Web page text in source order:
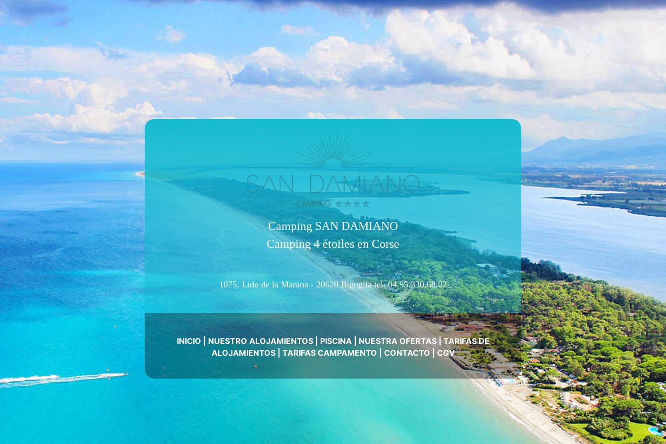
Camping SAN DAMIANO
Camping 4 étoiles en Corse
1075, Lido de la Marana - 20620 Bigugliatel: 04.95.330.68.02
INICIO| NUESTRO ALOJAMIENTOS| PISCINA| NUESTRA OFERTAS|TARIFAS DE
ALOJAMIENTOS| TARIFAS CAMPAMENTO CONTACTO|CGV